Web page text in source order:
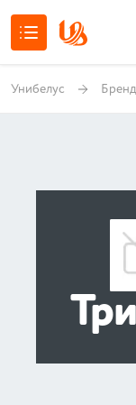
Унибелус